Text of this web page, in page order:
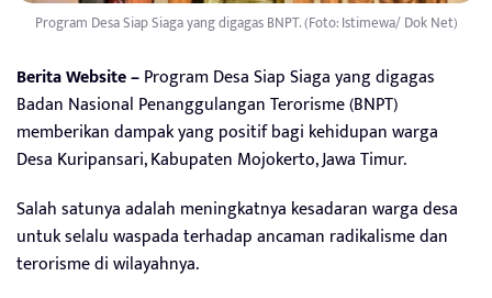
Program Desa Siap Siaga yang digagas BNPT. (Foto: Istimewa/ Dok Net)
Berita Website –Program Desa Siap Siaga yang digagas
Badan Nasional Penanggulangan Terorisme (BNPT)
memberikan dampak yang positif bagi kehidupan warga
Desa Kuripansari, Kabupaten Mojokerto, Jawa Timur.
Salah satunya adalah meningkatnya kesadaran warga desa
untuk selalu waspada terhadap ancaman radikalisme dan
terorisme di wilayahnya.